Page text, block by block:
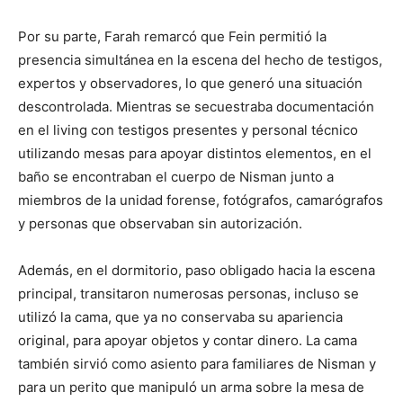
Por su parte, Farah remarcó que Fein permitió la
presencia simultánea en la escena del hecho de testigos,
expertos y observadores, lo que generó una situación
descontrolada. Mientras se secuestraba documentación
en el living con testigos presentes y personal técnico
utilizando mesas para apoyar distintos elementos, en el
baño se encontraban el cuerpo de Nisman junto a
miembros de la unidad forense, fotógrafos, camarógrafos
y personas que observaban sin autorización.
Además, en el dormitorio, paso obligado hacia la escena
principal, transitaron numerosas personas, incluso se
utilizó la cama, que ya no conservaba su apariencia
original, para apoyar objetos y contar dinero. La cama
también sirvió como asiento para familiares de Nisman y
para un perito que manipuló un arma sobre la mesa de